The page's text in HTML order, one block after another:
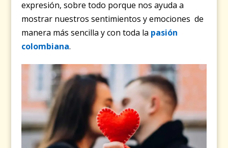
expresión, sobre todo porque nos ayuda a
mostrar nuestros sentimientos y emociones de
manera más sencilla y con toda la pasión
colombiana.